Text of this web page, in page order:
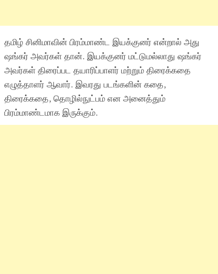
தமிழ் சினிமாவின் பிரம்மாண்ட இயக்குனர் என்றால் அது
ஷங்கர் அவர்கள் தான். இயக்குனர் மட்டுமல்லாது ஷங்கர்
அவர்கள் திரைப்பட தயாரிப்பாளர் மற்றும் திரைக்கதை
எழுத்தாளர் ஆவார். இவரது படங்களின் கதை,
திரைக்கதை, தொழில்நுட்பம் என அனைத்தும்
பிரம்மாண்டமாக இருக்கும்.